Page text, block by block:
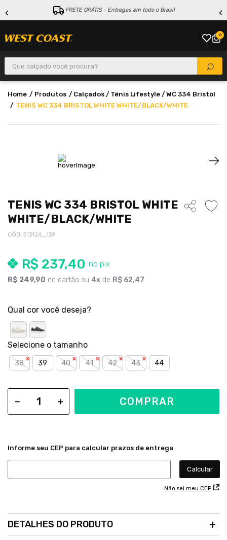
FRETE GRÁTIS - Entregas em todo o Brasil
0
Que calçado você procura?
Produtos Calçados Tênis Lifestyle
WC 334 Bristol
TENIS WC 334 BRISTOL WHITE WHITE/BLACK/WHITE
TENIS WC 334 BRISTOL WHITE
WHITE/BLACK/WHITE
CÓD: 313124_139
R$ 237,40
R$ 249,90 no cartão ou 4 de R$ 62,47
Qual cor você deseja?
38 39 40 41 42 43 44
＋
－ COMPRAR
Não sei meu CEP
DETALHES DO PRODUTO